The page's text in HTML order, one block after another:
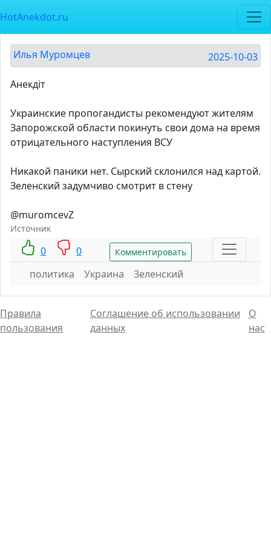
HotAnekdot.ru
Илья Муромцев 2025-10-03
Анекдiт
Украинские пропогандисты рекомендуют жителям
Запорожской области покинуть свои дома на время
отрицательного наступления ВСУ
Никакой паники нет. Сырский склонился над картой.
Зеленский задумчиво смотрит в стену
@muromcevZ
Источник
0 0 Комментировать
политика Украина Зеленский
Правила
пользования
Соглашение об использовании
данных
О
нас